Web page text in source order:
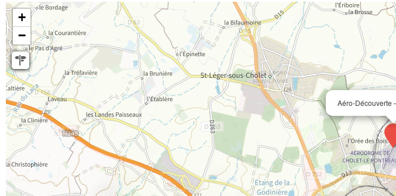
Aéro-Découverte
+
−